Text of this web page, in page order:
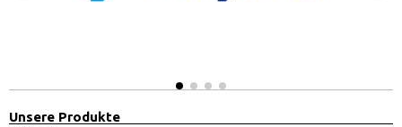
Unsere Produkte